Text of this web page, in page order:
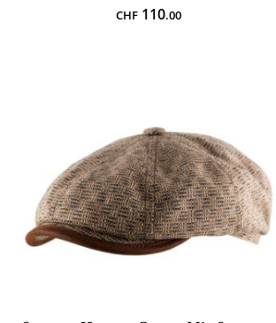
CHF110.00